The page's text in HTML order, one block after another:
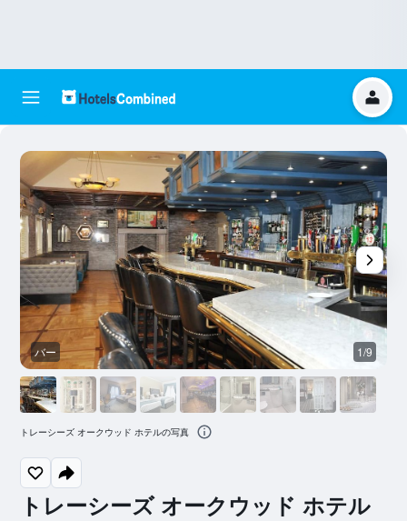
トレーシーズ オークウッド ホテル
バー 1/9
トレーシーズ オークウッド ホテルの写真